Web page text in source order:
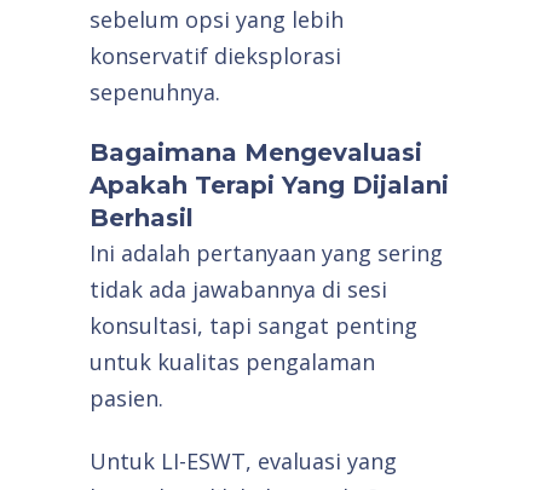
sebelum opsi yang lebih
konservatif dieksplorasi
sepenuhnya.
Bagaimana Mengevaluasi
Apakah Terapi Yang Dijalani
Berhasil
Ini adalah pertanyaan yang sering
tidak ada jawabannya di sesi
konsultasi, tapi sangat penting
untuk kualitas pengalaman
pasien.
Untuk LI-ESWT, evaluasi yang